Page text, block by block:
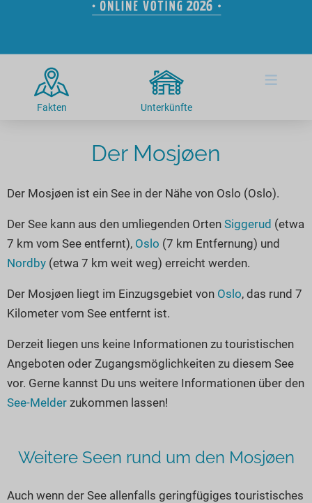
Radtouren am See
Kitesurfen
Kanu- & Kajaktouren
Badeseen in Deutschland
Romantik Hotels
Urlaub an der Küste
Unterkünfte
Hotels am See
Ferienwohnungen
Kanu- & Kajak-Urlaub
Wanderurlaub
Bikeurlaub
Auszeit & Wellness
Camping am See
Top-Hotels
Wellness-Hotels
Biohotels
Ausgefallenes
Häuser auf dem Wasser
Hundefreundliche Unterkünfte
Glamping
Seen in Deutschland
Seen in Europa
Überwachte Badestellen
Unsere See-Highlights
Deutschlands schönste Seen
Top Seen nach Bundesländern
Top Seen nach Regionen
Deutschlands Lieblingsseen
Seen in Europa
Österreich
Schweiz
Frankreich
Norwegen
alle Länder…
Fakten Unterkünfte
≡
Der Mosjøen
Der Mosjøen ist ein See in der Nähe von Oslo (Oslo).
Der See kann aus den umliegenden Orten Siggerud (etwa
7 km vom See entfernt), Oslo (7 km Entfernung) und
Nordby (etwa 7 km weit weg) erreicht werden.
Der Mosjøen liegt im Einzugsgebiet von Oslo, das rund 7
Kilometer vom See entfernt ist.
Derzeit liegen uns keine Informationen zu touristischen
Angeboten oder Zugangsmöglichkeiten zu diesem See
vor. Gerne kannst Du uns weitere Informationen über den
See-Melder zukommen lassen!
Weitere Seen rund um den Mosjøen
Auch wenn der See allenfalls geringfügiges touristisches